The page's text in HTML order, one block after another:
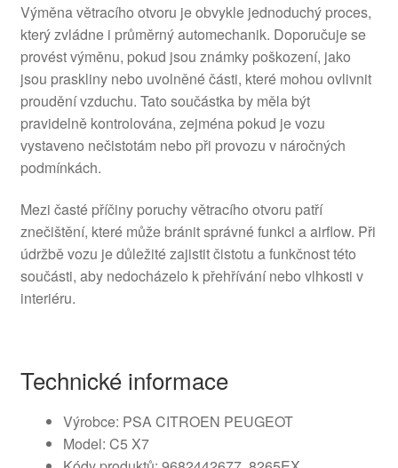
Výměna větracího otvoru je obvykle jednoduchý proces,
který zvládne i průměrný automechanik. Doporučuje se
provést výměnu, pokud jsou známky poškození, jako
jsou praskliny nebo uvolněné části, které mohou ovlivnit
proudění vzduchu. Tato součástka by měla být
pravidelně kontrolována, zejména pokud je vozu
vystaveno nečistotám nebo při provozu v náročných
podmínkách.
Mezi časté příčiny poruchy větracího otvoru patří
znečištění, které může bránit správné funkci a airflow. Při
údržbě vozu je důležité zajistit čistotu a funkčnost této
součásti, aby nedocházelo k přehřívání nebo vlhkosti v
interiéru.
Technické informace
Výrobce: PSA CITROEN PEUGEOT
Model: C5 X7